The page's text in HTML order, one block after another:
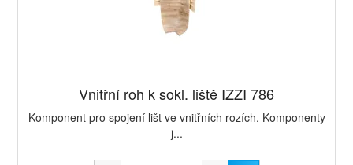
Vnitřní roh k sokl. liště IZZI 786
Komponent pro spojení lišt ve vnitřních rozích. Komponenty
j...